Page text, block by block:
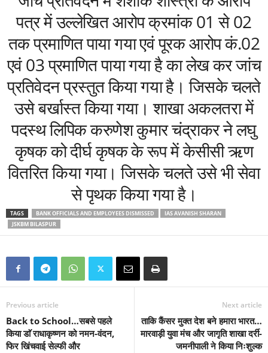
पत्र में उल्लेखित आरोप क्रमांक 01 से 02
तक प्रमाणित पाया गया एवं पूरक आरोप कं.02
एवं 03 प्रमाणित पाया गया है का लेख कर जांच
प्रतिवेदन प्रस्तुत किया गया है। जिसके चलते
उसे बर्खास्त किया गया। शाखा अकलतरा में
पदस्थ लिपिक करुणेश कुमार चंद्राकर ने लघु
कृषक को दीर्घ कृषक के रूप में केसीसी ऋण
वितरित किया गया। जिसके चलते उसे भी सेवा
से पृथक किया गया है।
TAGS BANK OFFICIALS AND EMPLOYEES DISMISSED
IAS AVANISH SHARAN
JSKBM BILASPUR
Previous article
Back to School…सबसे पहले
किया डाॅ राधाकृष्णन को नमन-वंदन,
फिर खिंचवाई सेल्फी और
Next article
ताकि कैंसर मुक्त देश बने हमारा भारत…
मारवाड़ी युवा मंच और जागृति शाखा दर्री-
जमनीपाली ने किया निःशुल्क